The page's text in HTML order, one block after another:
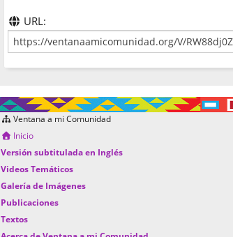
URL:
Ventana a mi Comunidad
Inicio
Versión subtitulada en Inglés
Videos Temáticos
Galería de Imágenes
Publicaciones
Textos